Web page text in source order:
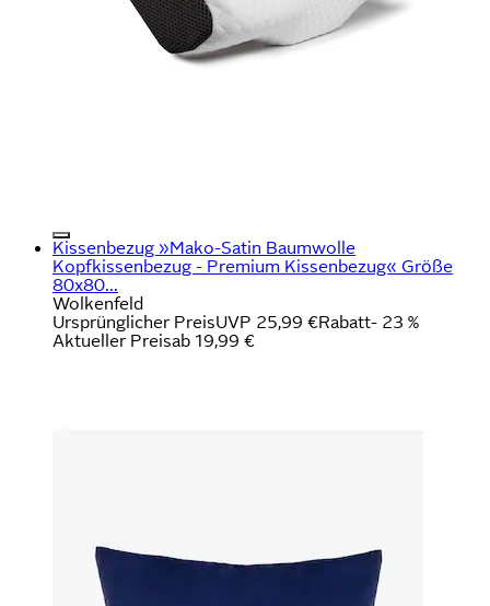
Kissenbezug »Mako-Satin Baumwolle
Kopfkissenbezug - Premium Kissenbezug« Größe
80x80...
Wolkenfeld
Ursprünglicher PreisUVP 25,99 €Rabatt- 23 %
Aktueller Preisab 19,99 €